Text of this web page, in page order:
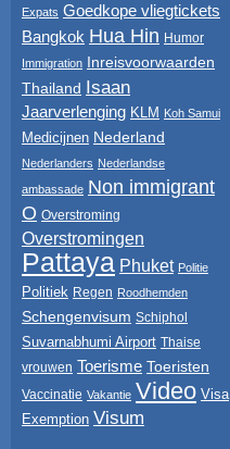
Expats Goedkope vliegtickets
Bangkok Hua Hin Humor
Immigration Inreisvoorwaarden
Thailand Isaan
Jaarverlenging KLM Koh Samui
Medicijnen Nederland
Nederlanders Nederlandse
ambassade Non immigrant
O Overstroming
Overstromingen
Pattaya Phuket Politie
Politiek Regen Roodhemden
Schengenvisum Schiphol
Suvarnabhumi Airport Thaise
vrouwen Toerisme Toeristen
Vaccinatie Vakantie Video Visa
Exemption Visum